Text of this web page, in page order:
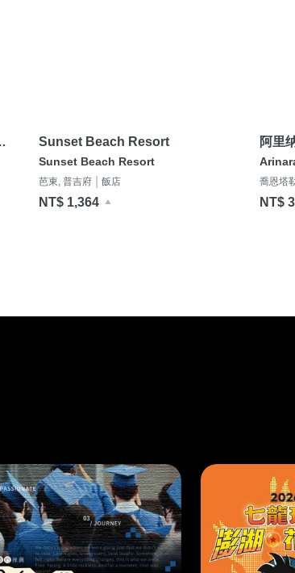
Sunset Beach Resort
Sunset Beach Resort
芭東, 普吉府 飯店
NT$ 1,364
阿里
喬恩塔
NT$